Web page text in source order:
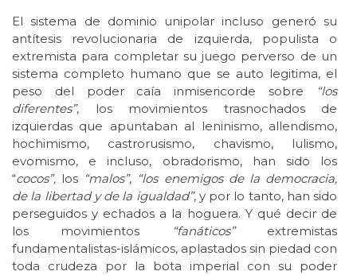
El sistema de dominio unipolar incluso generó su
antítesis revolucionaria de izquierda, populista o
extremista para completar su juego perverso de un
sistema completo humano que se auto legitima, el
peso del poder caía inmisericorde sobre
“los
diferentes”, los movimientos trasnochados de
izquierdas que apuntaban al leninismo, allendismo,
hochimismo, castrorusismo, chavismo, lulismo,
evomismo, e incluso, obradorismo, han sido los
“cocos”, los “malos”, “los enemigos de la democracia,
de la libertad y de la igualdad”, y por lo tanto, han sido
perseguidos y echados a la hoguera. Y qué decir de
los movimientos
“fanáticos”extremistas
fundamentalistas-islámicos, aplastados sin piedad con
toda crudeza por la bota imperial con su poder